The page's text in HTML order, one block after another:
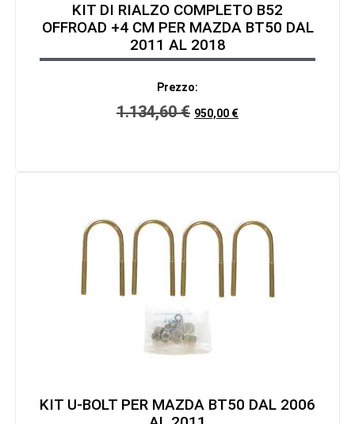
KIT DI RIALZO COMPLETO B52
OFFROAD +4 CM PER MAZDA BT50 DAL
2011 AL 2018
Prezzo:
1.134,60€ 950,00 €
KIT U-BOLT PER MAZDA BT50 DAL 2006